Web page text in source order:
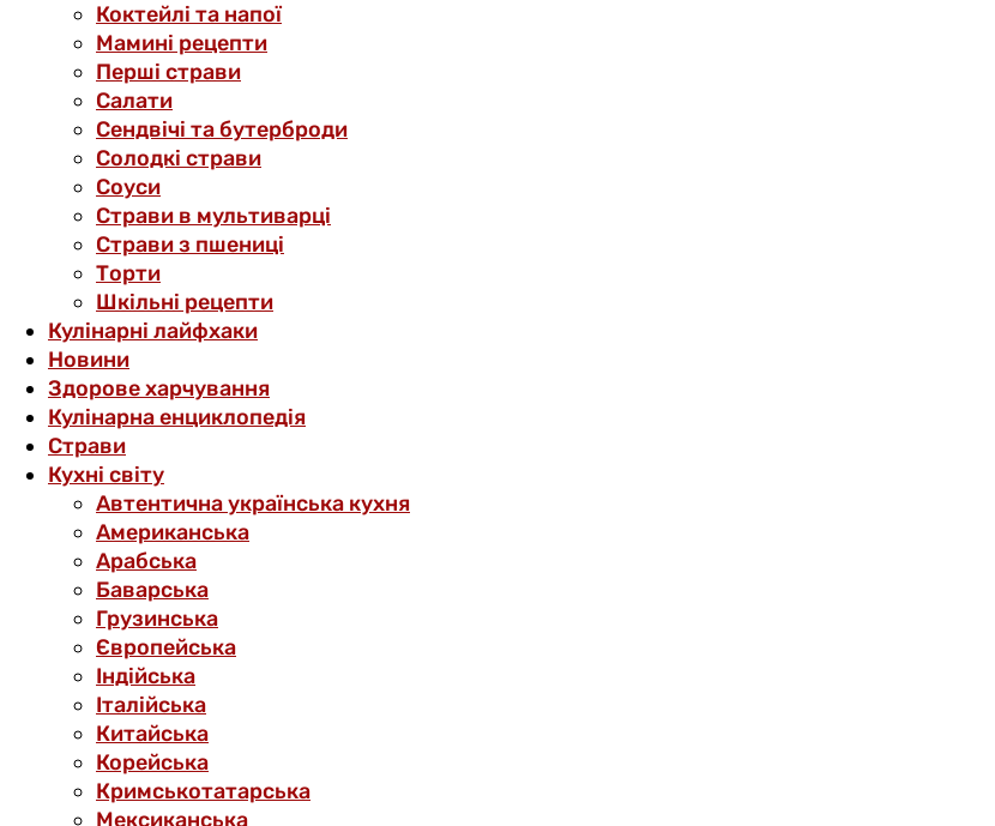
Коктейлі та напої
Мамині рецепти
Перші страви
Салати
Сендвічі та бутерброди
Солодкі страви
Соуси
Страви в мультиварці
Страви з пшениці
Торти
Шкільні рецепти
Кулінарні лайфхаки
Новини
Здорове харчування
Кулінарна енциклопедія
Страви
Кухні світу
Автентична українська кухня
Американська
Арабська
Баварська
Грузинська
Європейська
Індійська
Італійська
Китайська
Корейська
Кримськотатарська
Мексиканська